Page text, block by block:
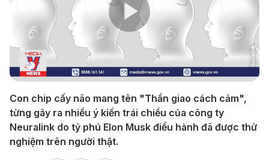
Play
Video
Con chip cấy não mang tên "Thần giao cách cảm",
từng gây ra nhiều ý kiến trái chiều của công ty
Neuralink do tỷ phú Elon Musk điều hành đã được thử
nghiệm trên người thật.